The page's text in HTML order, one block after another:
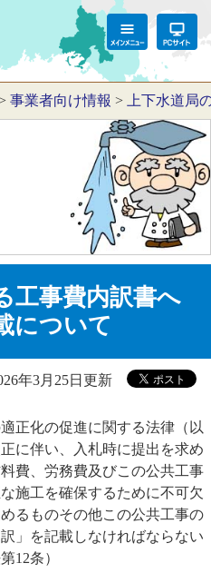
事業者向け情報 > 上下水道局
工事費内訳書へ
について
年3月25日更新
正化の促進に関する法律（以
に伴い、入札時に提出を求め
費、労務費及びこの公共工事
施工を確保するために不可欠
るものその他この公共工事の
」を記載しなければならない
12条）